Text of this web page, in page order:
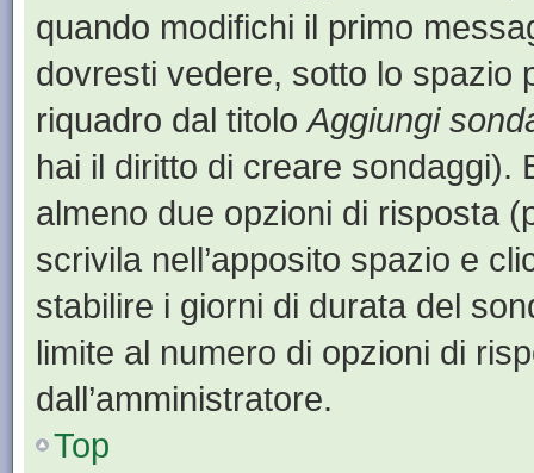
quando modifichi il primo
dovresti vedere, sotto lo spazio
riquadro dal titoloAggiungi
hai il diritto di creare sondaggi).
almeno due opzioni di risposta
scrivila nell’apposito spazio e
stabilire i giorni di durata del
limite al numero di opzioni di
dall’amministratore.
Top